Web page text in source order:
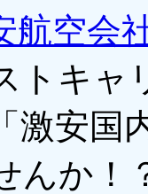
航空会
トキャ
激安国
んか！